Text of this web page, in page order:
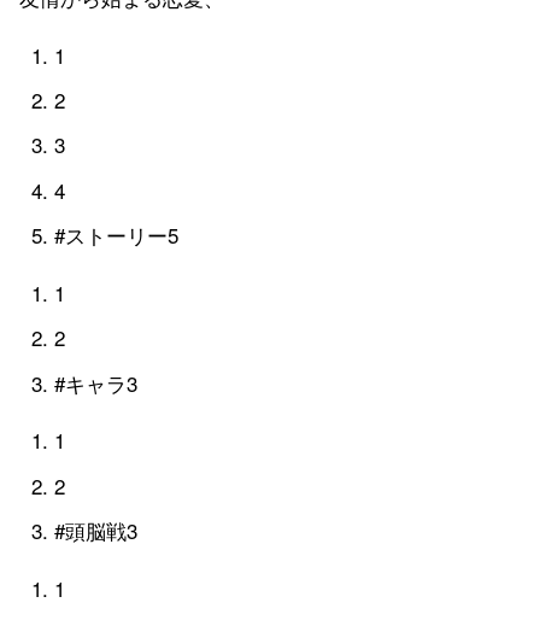
1
2
3
4
#ストーリー5
1
2
#キャラ3
1
2
#頭脳戦3
1